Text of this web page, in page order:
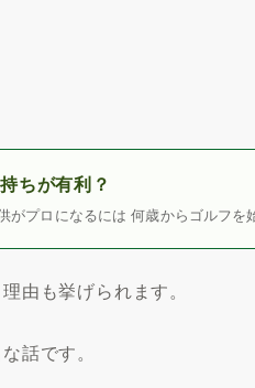
ちが有利？
がプロになるには 何歳からゴルフ
由も挙げられます。
話です。